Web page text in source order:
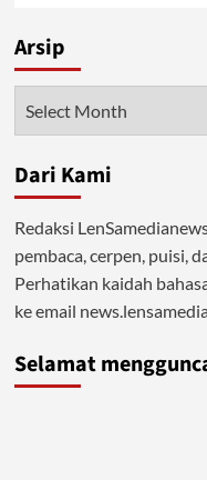
Arsip
Dari Kami
Redaksi
pembaca, cerpen, puisi,
Perhatikan kaidah
ke email
Selamat